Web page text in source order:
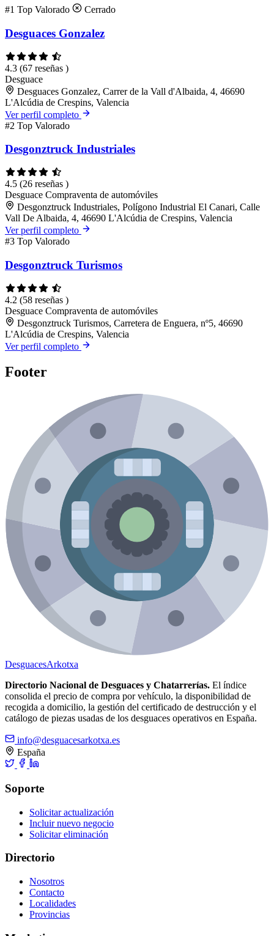
#1 Top Valorado Cerrado
Desguaces Gonzalez
4.3 (67 reseñas )
Desguace
Desguaces Gonzalez, Carrer de la Vall d'Albaida, 4, 46690
L'Alcúdia de Crespins, Valencia
Ver perfil completo
#2 Top Valorado
Desgonztruck Industriales
4.5 (26 reseñas )
Desguace Compraventa de automóviles
Desgonztruck Industriales, Polígono Industrial El Canari, Calle
Vall De Albaida, 4, 46690 L'Alcúdia de Crespins, Valencia
Ver perfil completo
#3 Top Valorado
Desgonztruck Turismos
4.2 (58 reseñas )
Desguace Compraventa de automóviles
Desgonztruck Turismos, Carretera de Enguera, nº5, 46690
L'Alcúdia de Crespins, Valencia
Ver perfil completo
Footer
DesguacesArkotxa
Directorio Nacional de Desguaces y Chatarrerías. El índice
consolida el precio de compra por vehículo, la disponibilidad de
recogida a domicilio, la gestión del certificado de destrucción y el
catálogo de piezas usadas de los desguaces operativos en España.
info@desguacesarkotxa.es
España
Soporte
Solicitar actualización
Incluir nuevo negocio
Solicitar eliminación
Directorio
Nosotros
Contacto
Localidades
Provincias